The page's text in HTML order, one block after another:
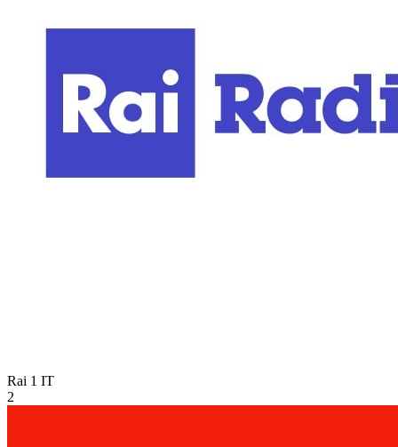
Rai 1 IT
2